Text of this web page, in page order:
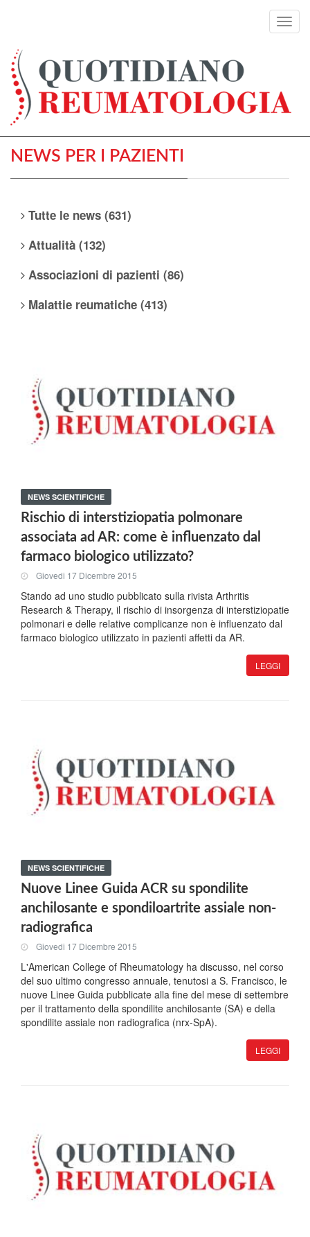
NEWS PER I PAZIENTI
Tutte le news (631)
Attualità (132)
Associazioni di pazienti (86)
Malattie reumatiche (413)
NEWS SCIENTIFICHE
Rischio di interstiziopatia polmonare
associata ad AR: come è influenzato dal
farmaco biologico utilizzato?
Giovedi 17 Dicembre 2015
Stando ad uno studio pubblicato sulla rivista Arthritis
Research & Therapy, il rischio di insorgenza di interstiziopatie
polmonari e delle relative complicanze non è influenzato dal
farmaco biologico utilizzato in pazienti affetti da AR.
LEGGI
NEWS SCIENTIFICHE
Nuove Linee Guida ACR su spondilite
anchilosante e spondiloartrite assiale non-
radiografica
Giovedi 17 Dicembre 2015
L'American College of Rheumatology ha discusso, nel corso
del suo ultimo congresso annuale, tenutosi a S. Francisco, le
nuove Linee Guida pubblicate alla fine del mese di settembre
per il trattamento della spondilite anchilosante (SA) e della
spondilite assiale non radiografica (nrx-SpA).
LEGGI